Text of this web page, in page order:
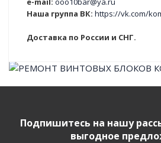
Наша группа ВК: https://vk.com/
Доставка по России и СНГ.
Подпишитесь на нашу
выгодное